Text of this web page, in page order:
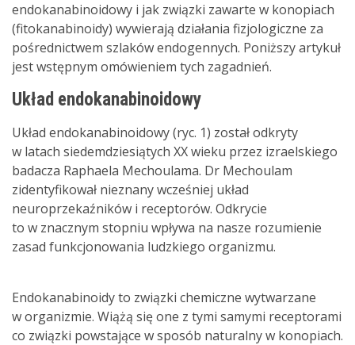
endokanabinoidowy i jak związki zawarte w konopiach
(fitokanabinoidy) wywierają działania fizjologiczne za
pośrednictwem szlaków endogennych. Poniższy artykuł
jest wstępnym omówieniem tych zagadnień.
Układ endokanabinoidowy
Układ endokanabinoidowy (ryc. 1) został odkryty
w latach siedemdziesiątych XX wieku przez izraelskiego
badacza Raphaela Mechoulama. Dr Mechoulam
zidentyfikował nieznany wcześniej układ
neuroprzekaźników i receptorów. Odkrycie
to w znacznym stopniu wpływa na nasze rozumienie
zasad funkcjonowania ludzkiego organizmu.
Endokanabinoidy to związki chemiczne wytwarzane
w organizmie. Wiążą się one z tymi samymi receptorami
co związki powstające w sposób naturalny w konopiach.